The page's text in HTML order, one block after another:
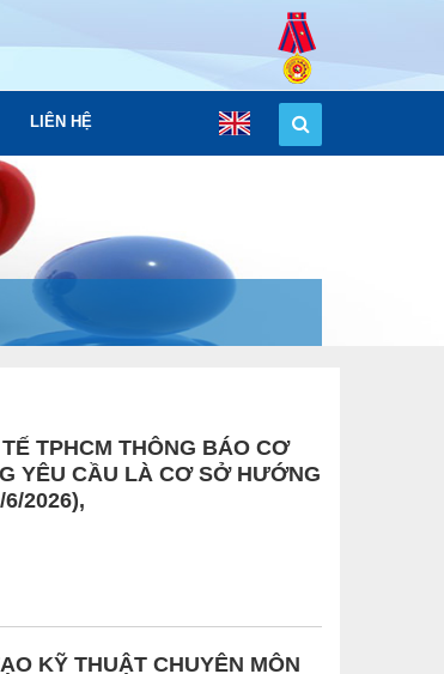
LIÊN HỆ
TPHCM THÔNG BÁO CƠ
YÊU CẦU LÀ CƠ SỞ HƯỚNG
2026),
KỸ THUẬT CHUYÊN MÔN